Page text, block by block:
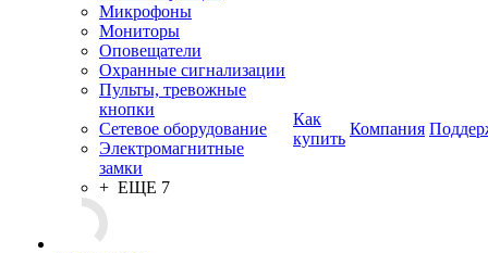
Микрофоны
Мониторы
Оповещатели
Охранные сигнализации
Пульты, тревожные
кнопки
Сетевое оборудование
Электромагнитные
замки
+ ЕЩЕ 7
Как
купить
Компания